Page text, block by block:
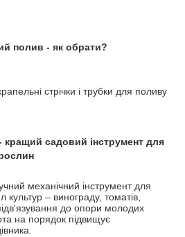
полив - як обрати?
стрічки і трубки для поливу
садовий інструмент для
механічний інструмент для
культур – винограду, томатів,
до опори молодих
на порядок підвищує